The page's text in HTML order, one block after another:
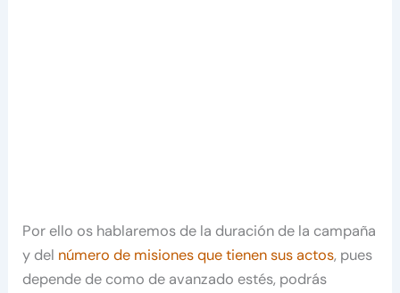
Por ello os hablaremos de la duración de la campaña
y del número de misiones que tienen sus actos, pues
depende de como de avanzado estés, podrás